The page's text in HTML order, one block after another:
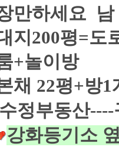
만하세요 남
지200평=도
+놀이방
채 22평+방
수정부동산
강화등기소